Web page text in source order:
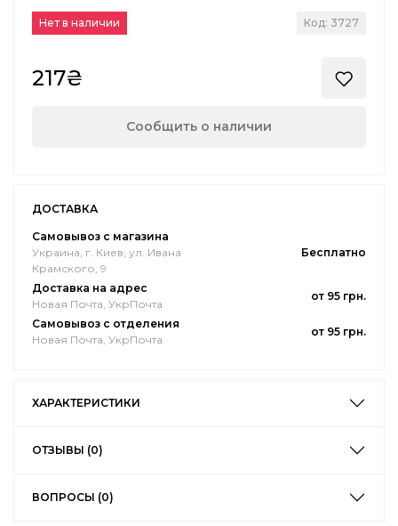
Нет в наличии Код: 3727
217₴
Сообщить о наличии
ДОСТАВКА
Самовывоз с магазина
Украина, г. Киев, ул. Ивана
Крамского, 9
Бесплатно
Доставка на адрес
Новая Почта, УкрПочта
от 95 грн.
Самовывоз с отделения
Новая Почта, УкрПочта
от 95 грн.
ХАРАКТЕРИСТИКИ
ОТЗЫВЫ (0)
ВОПРОСЫ (0)